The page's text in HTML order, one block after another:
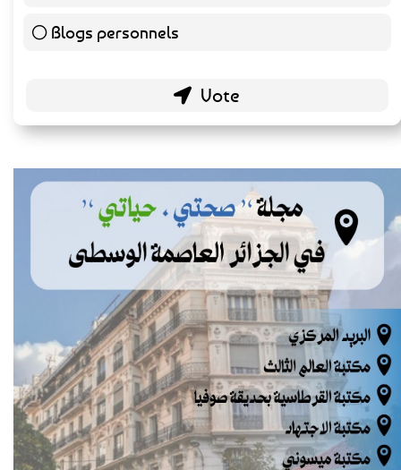
Blogs personnels